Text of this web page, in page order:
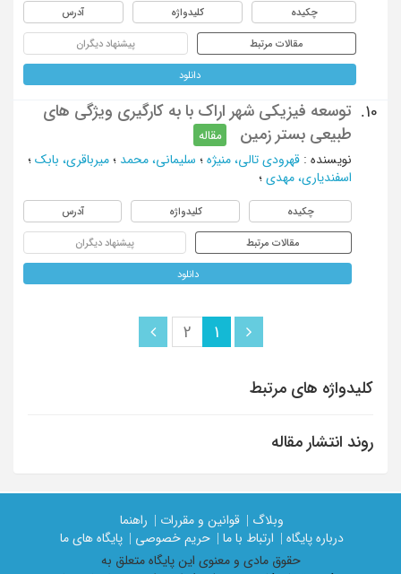
چکیده کلیدواژه آدرس
مقالات مرتبط پیشنهاد دیگران
دانلود
10.
توسعه فیزیکی شهر اراک با به کارگیری ویژگی های
طبیعی بستر زمین
مقاله
نویسنده : قهرودی تالی، منیژه ؛ سلیمانی، محمد ؛ میرباقری، بابک ؛
اسفندیاری، مهدی ؛
چکیده کلیدواژه آدرس
مقالات مرتبط پیشنهاد دیگران
دانلود
1
2
کلیدواژه های مرتبط
روند انتشار مقاله
وبلاگ | قوانین و مقررات |
راهنما
درباره پایگاه |
ارتباط با ما | حریم خصوصی |
پایگاه های ما
حقوق مادی و معنوی اين پايگاه متعلق به